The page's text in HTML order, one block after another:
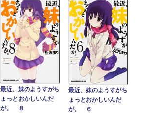
最近、妹のようすがち
ょっとおかしいんだ
が。 ８
最近、妹のようすがち
ょっとおかしいんだ
が。 ６